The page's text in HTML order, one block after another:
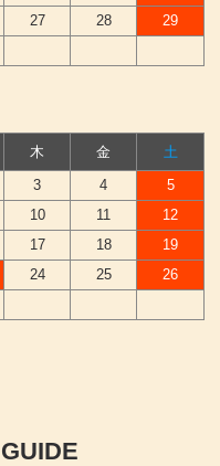
27 28
29
木 金
土
3 4
5
10 11
12
17 18
19
24 25
26